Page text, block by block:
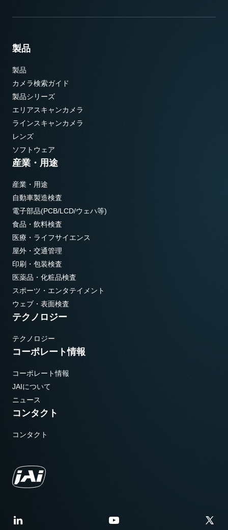
製品
製品
カメラ検索ガイド
製品シリーズ
エリアスキャンカメラ
ラインスキャンカメラ
レンズ
ソフトウェア
産業・用途
産業・用途
自動車製造検査
電子部品(PCB/LCD/ウェハ等)
食品・飲料検査
医療・ライフサイエンス
屋外・交通管理
印刷・包装検査
医薬品・化粧品検査
スポーツ・エンタテイメント
ウェブ・表面検査
テクノロジー
テクノロジー
コーポレート情報
コーポレート情報
JAIについて
ニュース
コンタクト
コンタクト